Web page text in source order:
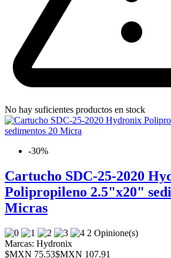
No hay suficientes productos en stock
-30%
Cartucho SDC-25-2020
Polipropileno 2.5"x20"
Micras
2 Opinione(s)
Marcas: Hydronix
$MXN 75.53$MXN 107.91